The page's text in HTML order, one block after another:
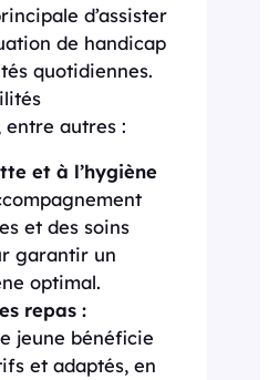
d’assister
de handicap
quotidiennes.
autres :
et à l’hygiène
et des soins
garantir un
optimal.
repas :
jeune bénéficie
et adaptés, en